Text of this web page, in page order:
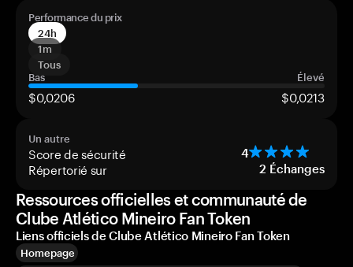
Performance du prix
24h
1m
Tous
Bas
Élevé
$0,0206 $0,0213
Un autre
Score de sécurité 4
Répertorié sur 2 Échanges
Ressources officielles et communauté de
Clube Atlético Mineiro Fan Token
Liens officiels de Clube Atlético Mineiro Fan Token
Homepage